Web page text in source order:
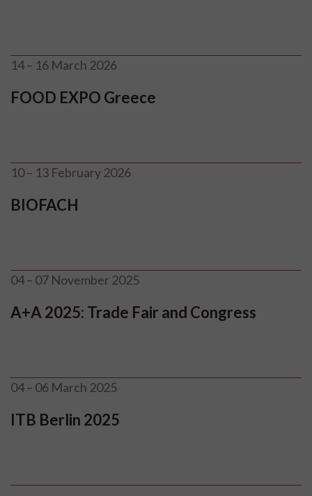
14 – 16 March 2026
FOOD EXPO Greece
10 – 13 February 2026
BIOFACH
04 – 07 November 2025
A+A 2025: Trade Fair and Congress
04 – 06 March 2025
ITB Berlin 2025